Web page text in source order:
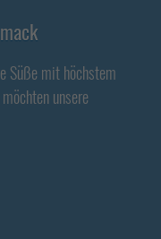
Süße mit höchstem
unsere